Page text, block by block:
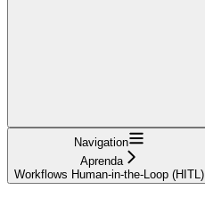
Navigation
Aprenda
Workflows Human-in-the-Loop (HITL)